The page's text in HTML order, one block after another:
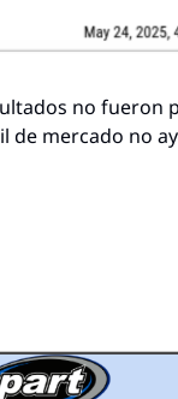
no fueron
de mercado no